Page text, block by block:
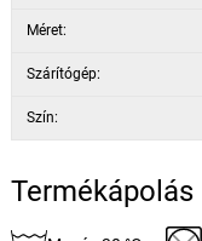
Méret:
Szárítógép:
Szín:
Termékápolás